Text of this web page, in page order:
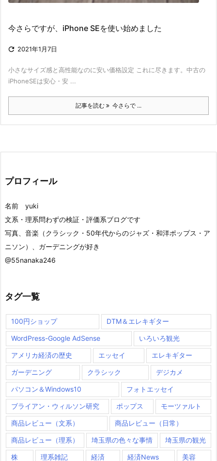
今さらですが、iPhone SEを使い始めました
 2021年1月7日
小さなサイズ感と高性能なのに安い価格設定 これに尽きます。中古の
iPhoneSEは安心・安 ...
記事を読む 今さらで ...
プロフィール
名前 yuki
文系・理系問わずの検証・評価系ブログです
写真、音楽（クラシック・50年代からのジャズ・和洋ポップス・ア
ニソン）、ガーデニングが好き
@55nanaka246
タグ一覧
100円ショップ DTM＆エレキギター
WordPress-Google AdSense いろいろ観光
アメリカ経済の歴史 エッセイ エレキギター
ガーデニング クラシック デジカメ
パソコン＆Windows10 フォトエッセイ
ブライアン・ウィルソン研究 ポップス モーツァルト
商品レビュー（文系） 商品レビュー（日常）
商品レビュー（理系） 埼玉県の色々な事情 埼玉県の観光
株 理系雑記 経済 経済News 美容